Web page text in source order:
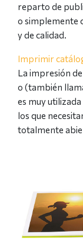
reparto de
o simplemente
y de calidad.
Imprimir
La impresión
o (también
es muy
los que
totalmente